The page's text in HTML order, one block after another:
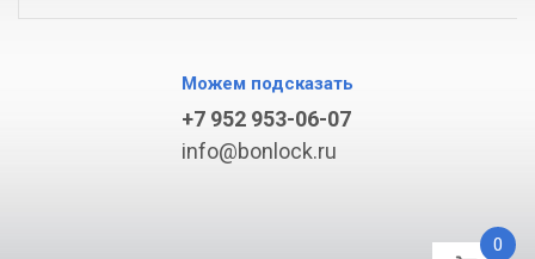
Можем подсказать
+7 952 953-06-07
info@bonlock.ru
0